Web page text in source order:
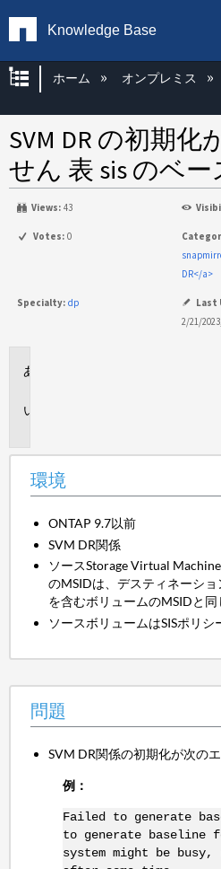
Knowledge Base
グローバル階層を
ホーム オンプレミス
SVM DR の初期化
せん 表 sis のベ
Views: 43
Votes: 0
DR</a>
Specialty: dp
Last
2/21/
環境
ONTAP 9.7以前
SVM DR関係
ソースStorage Virtual
のMSIDは、デスティネーシ
を含むボリュームのMSIDと同
ソースボリュームはSISポリ
問題
SVM DR関係の初期化が次の
例：
Failed to generate
to generate baseline
system might be